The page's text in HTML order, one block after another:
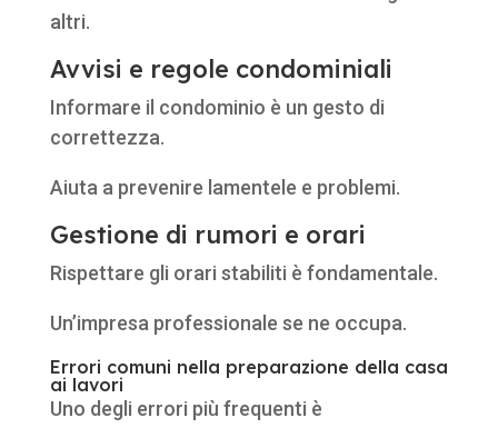
altri.
Avvisi e regole condominiali
Informare il condominio è un gesto di
correttezza.
Aiuta a prevenire lamentele e problemi.
Gestione di rumori e orari
Rispettare gli orari stabiliti è fondamentale.
Un’impresa professionale se ne occupa.
Errori comuni nella preparazione della casa
ai lavori
Uno degli errori più frequenti è